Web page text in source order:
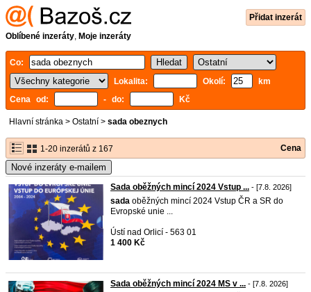
Přidat inzerát
Oblíbené inzeráty, Moje inzeráty
Co:
Lokalita:
Okolí:
km
Cena od:
- do: Kč
Hlavní stránka > Ostatní > sada obeznych
1-20 inzerátů z 167 Cena
Nové inzeráty e-mailem
Sada oběžných mincí 2024 Vstup ... - [7.8. 2026]
sada oběžných mincí 2024 Vstup ČR a SR do
Evropské unie ...
Ústí nad Orlicí - 563 01
1 400 Kč
Sada oběžných mincí 2024 MS v ... - [7.8. 2026]